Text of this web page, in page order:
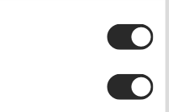
Não é por
de casamento!
pelos decotes
pelos broches cheios